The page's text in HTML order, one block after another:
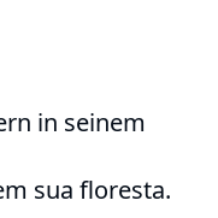
in seinem
sua floresta.